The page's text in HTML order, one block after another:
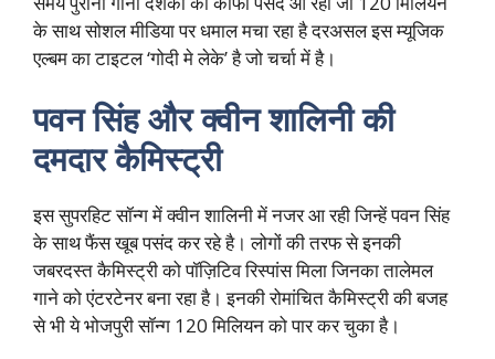
के साथ सोशल मीडिया पर धमाल मचा रहा है दरअसल इस म्यूजिक
एल्बम का टाइटल ‘गोदी मे लेके’ है जो चर्चा में है।
पवन सिंह और क्वीन शालिनी की
दमदार कैमिस्ट्री
इस सुपरहिट सॉन्ग में क्वीन शालिनी में नजर आ रही जिन्हें पवन सिंह
के साथ फैंस खूब पसंद कर रहे है। लोगों की तरफ से इनकी
जबरदस्त कैमिस्ट्री को पॉज़िटिव रिस्पांस मिला जिनका तालेमल
गाने को एंटरटेनर बना रहा है। इनकी रोमांचित कैमिस्ट्री की बजह
से भी ये भोजपुरी सॉन्ग 120 मिलियन को पार कर चुका है।